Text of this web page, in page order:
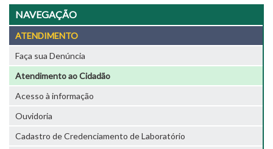
NAVEGAÇÃO
ATENDIMENTO
Faça sua Denúncia
Atendimento ao Cidadão
Acesso à informação
Ouvidoria
Cadastro de Credenciamento de Laboratório